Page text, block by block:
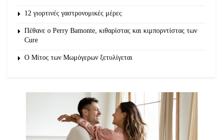
12 γιορτινές γαστρονομικές μέρες
Πέθανε ο Perry Bamonte, κιθαρίστας και κιμπορντίστας των
Cure
O Μίτος των Μωμόγερων ξετυλίγεται